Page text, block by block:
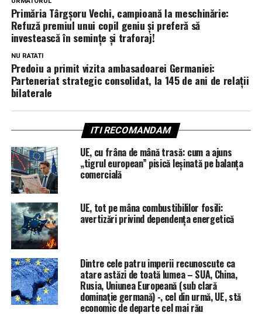
Primăria Târgșoru Vechi, campioană la meschinărie:
Refuză premiul unui copil geniu și preferă să
investească în semințe și traforaj!
NU RATATI
Predoiu a primit vizita ambasadoarei Germaniei:
Parteneriat strategic consolidat, la 145 de ani de relații
bilaterale
ITI RECOMANDAM
UE, cu frâna de mână trasă: cum a ajuns
„tigrul european” pisică leșinată pe balanța
comercială
UE, tot pe mâna combustibililor fosili:
avertizări privind dependența energetică
Dintre cele patru imperii recunoscute ca
atare astăzi de toată lumea – SUA, China,
Rusia, Uniunea Europeană (sub clară
dominaţie germană) -, cel din urmă, UE, stă
economic de departe cel mai rău